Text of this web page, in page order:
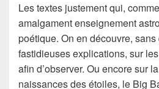
Les textes justement qui,
amalgament enseignement
poétique. On en découvre,
fastidieuses explications, sur
afin d’observer. Ou encore sur
naissances des étoiles, le Big